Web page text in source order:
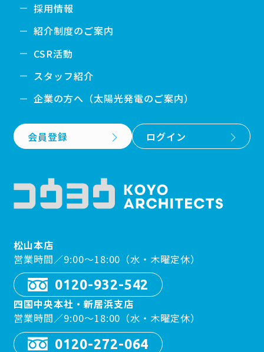
採用情報
紹介制度のご案内
CSR活動
スタッフ紹介
企業の方へ（太陽光発電のご案内）
会員登録 ログイン
松山本店
営業時間／9:00〜18:00（水・木曜定休）
0120-932-542
四国中央本社・新居浜支店
営業時間／9:00〜18:00（水・木曜定休）
0120-272-064